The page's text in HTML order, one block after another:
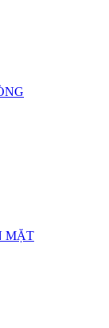
MẶT